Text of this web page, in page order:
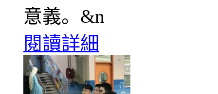
意義。&n
閱讀詳細